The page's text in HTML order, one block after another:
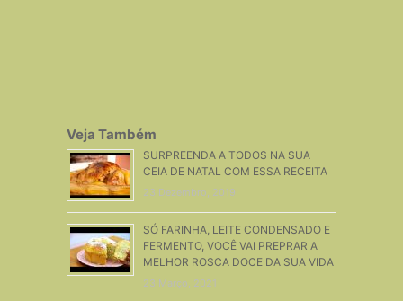
Veja Também
SURPREENDA A TODOS NA SUA
CEIA DE NATAL COM ESSA RECEITA
23 Dezembro, 2019
SÓ FARINHA, LEITE CONDENSADO E
FERMENTO, VOCÊ VAI PREPRAR A
MELHOR ROSCA DOCE DA SUA VIDA
23 Março, 2021